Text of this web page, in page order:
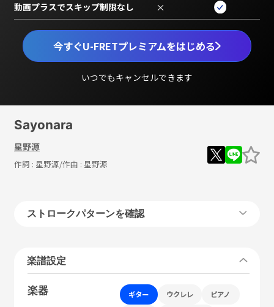
今すぐU-FRETプレミアムをはじめる
いつでもキャンセルできます
動画プラスでスキップ制限なし ×
Sayonara
星野源
作詞 : 星野源/作曲 : 星野源
ストロークパターンを確認
楽譜設定
楽器 ギター ウクレレ ピアノ